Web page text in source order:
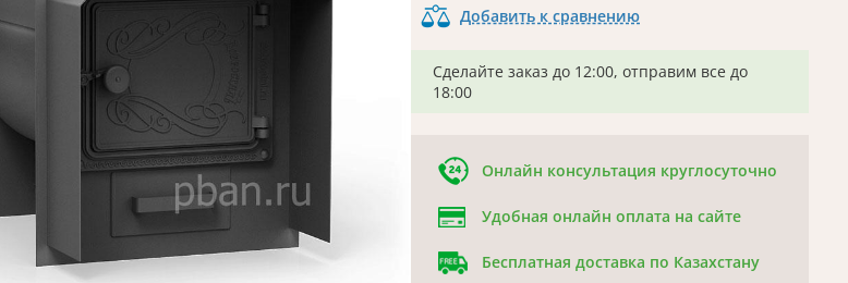
Добавить к сравнению
Сделайте заказ до 12:00, отправим все до
18:00
Онлайн консультация круглосуточно
Удобная онлайн оплата на сайте
Бесплатная доставка по Казахстану